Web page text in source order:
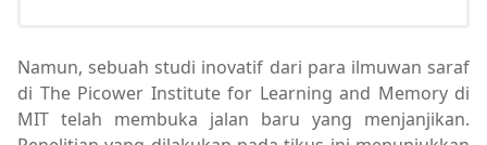
Namun, sebuah studi inovatif dari para ilmuwan saraf
di The Picower Institute for Learning and Memory di
MIT telah membuka jalan baru yang menjanjikan.